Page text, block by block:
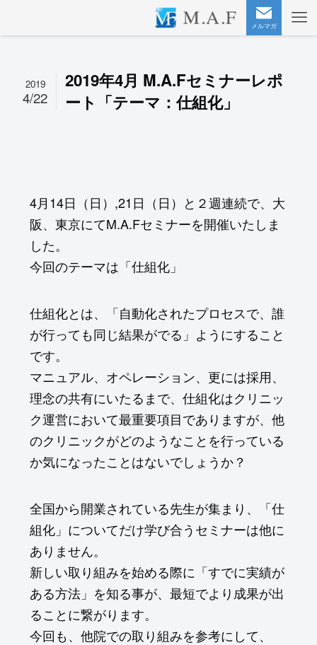
メルマガ
2019年4月 M.A.Fセミナーレポ
ート「テーマ：仕組化」
2019
4/22
4月14日（日）,21日（日）と２週連続で、大
阪、東京にてM.A.Fセミナーを開催いたしま
した。
今回のテーマは「仕組化」
仕組化とは、「自動化されたプロセスで、誰
が行っても同じ結果がでる」ようにすること
です。
マニュアル、オペレーション、更には採用、
理念の共有にいたるまで、仕組化はクリニッ
ク運営において最重要項目でありますが、他
のクリニックがどのようなことを行っている
か気になったことはないでしょうか？
全国から開業されている先生が集まり、「仕
組化」についてだけ学び合うセミナーは他に
ありません。
新しい取り組みを始める際に「すでに実績が
ある方法」を知る事が、最短でより成果が出
ることに繋がります。
今回も、他院での取り組みを参考にして、